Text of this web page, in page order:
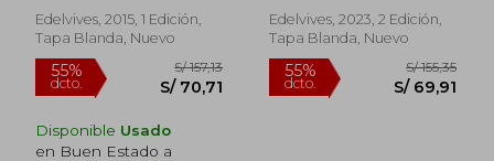
Edelvives, 2015, 1 Edición,
Tapa Blanda, Nuevo
Disponible Usado
en Buen Estado a
Edelvives, 2023, 2 Edición,
Tapa Blanda, Nuevo